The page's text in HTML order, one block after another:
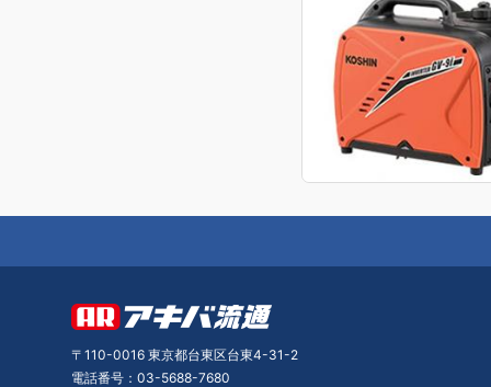
〒110-0016 東京都台東区台東4-31-2
電話番号：03-5688-7680